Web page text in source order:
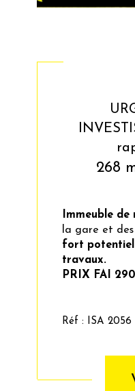
268
Immeuble
la gare et
fort potentiel
travaux.
PRIX FAI
Réf : ISA 2056